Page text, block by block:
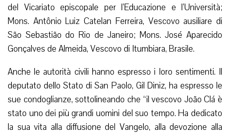
del Vicariato episcopale per l’Educazione e l’Università;
Mons. Antônio Luiz Catelan Ferreira, Vescovo ausiliare di
São Sebastião do Rio de Janeiro; Mons. José Aparecido
Gonçalves de Almeida, Vescovo di Itumbiara, Brasile.
Anche le autorità civili hanno espresso i loro sentimenti. Il
deputato dello Stato di San Paolo, Gil Diniz, ha espresso le
sue condoglianze, sottolineando che “il vescovo João Clá è
stato uno dei più grandi uomini del suo tempo. Ha dedicato
la sua vita alla diffusione del Vangelo, alla devozione alla